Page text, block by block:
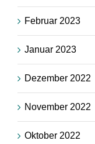
Februar 2023
Januar 2023
Dezember 2022
November 2022
Oktober 2022